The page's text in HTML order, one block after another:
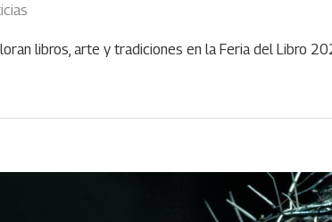
libros, arte y tradiciones en la Feria del Libro